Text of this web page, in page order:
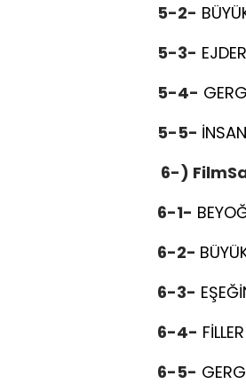
5-2-
5-3-
5-4-
5-5-
6-)
6-1-
6-2-
6-3-
6-4-
6-5-